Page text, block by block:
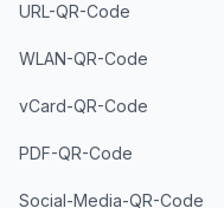
URL-QR-Code
WLAN-QR-Code
vCard-QR-Code
PDF-QR-Code
Social-Media-QR-Code